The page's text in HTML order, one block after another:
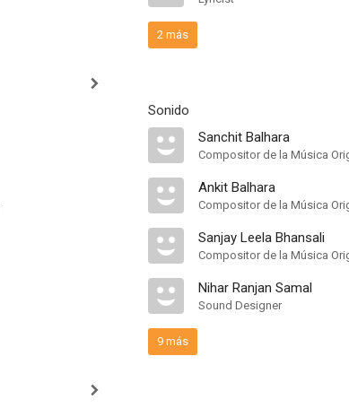
2 más
Sonido
Sanchit Balhara
Compositor de la Música
Ankit Balhara
Compositor de la Música
Sanjay Leela Bhansali
Compositor de la Música
Nihar Ranjan Samal
Sound Designer
9 más